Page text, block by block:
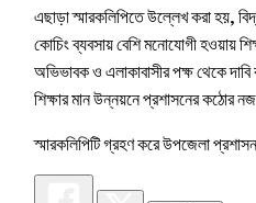
এছাড়া স্মারকলিপিতে উল্লেখ করা হয়,
কোচিং ব্যবসায় বেশি মনোযোগী হওয়ায়
অভিভাবক ও এলাকাবাসীর পক্ষ থেকে
শিক্ষার মান উন্নয়নে প্রশাসনের কঠোর
স্মারকলিপিটি গ্রহণ করে উপজেলা